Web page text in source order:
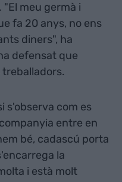
meu germà i
fa 20 anys, no ens
diners", ha
defensat que
treballadors.
s'observa com es
entre en
bé, cadascú porta
la
i està molt